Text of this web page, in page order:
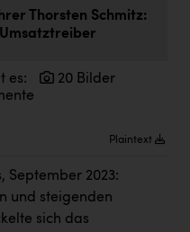
Thorsten Schmitz:
es:
20 Bilder
Plaintext
September 2023:
und steigenden
sich das